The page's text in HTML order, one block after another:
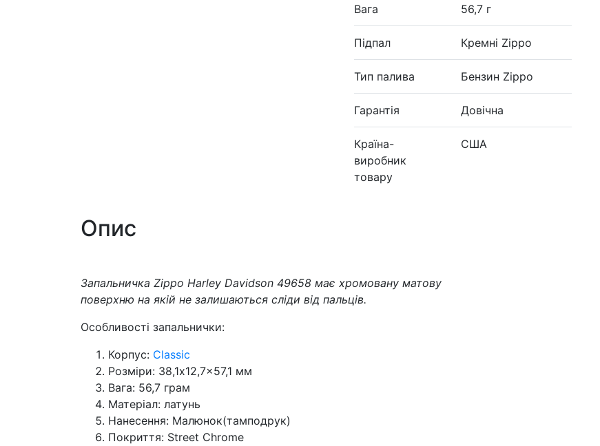
Вага 56,7 г
Підпал Кремні Zippo
Тип палива Бензин Zippo
Гарантія Довічна
Країна-
виробник
товару
США
Опис
Запальничка Zippo Harley Davidson 49658 має хромовану матову
поверхню на якій не залишаються сліди від пальців.
Особливості запальнички:
Корпус: Classic
Розміри: 38,1x12,7x57,1 мм
Вага: 56,7 грам
Матеріал: латунь
Нанесення: Малюнок(тамподрук)
Покриття: Street Chrome